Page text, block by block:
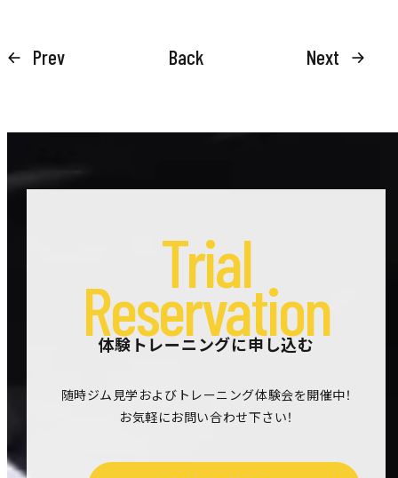
Prev Back Next
Trial
Reservation
体験トレーニングに申し込む
随時ジム見学およびトレーニング体験会を開催中！
お気軽にお問い合わせ下さい！